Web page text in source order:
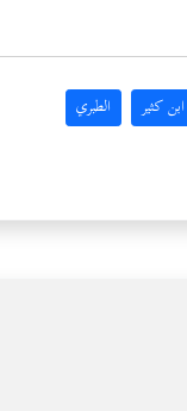
ابن كثير الطبري